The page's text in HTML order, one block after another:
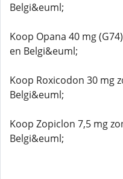
Belgi&euml;
Koop Opana 40 mg
en Belgi&euml;
Koop Roxicodon 30 mg
Belgi&euml;
Koop Zopiclon 7,5 mg
Belgi&euml;